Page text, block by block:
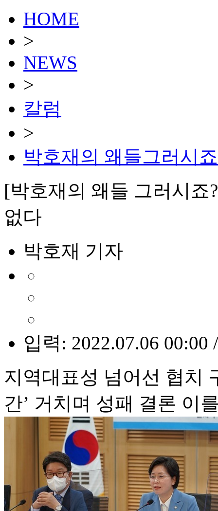
HOME
>
NEWS
>
칼럼
>
박호재의 왜들그러시죠
[박호재의 왜들 그러시죠
없다
박호재 기자
입력: 2022.07.06 00:00
지역대표성 넘어선 협치
간’ 거치며 성패 결론 이